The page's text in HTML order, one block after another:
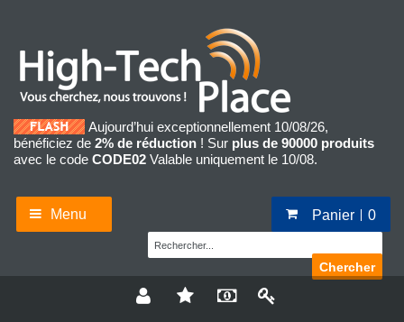
Aujourd’hui exceptionnellement 10/08/26,
bénéficiez de 2% de réduction ! Sur plus de 90000 produits
avec le code CODE02 Valable uniquement le 10/08.
Menu Panier 0
Chercher